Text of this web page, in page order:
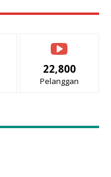
22,800
Pelanggan